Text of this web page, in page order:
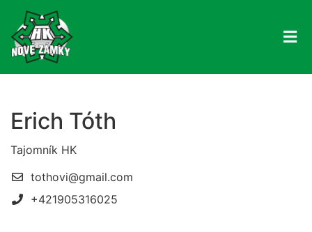
Erich Tóth
Tajomník HK
tothovi@gmail.com
+421905316025